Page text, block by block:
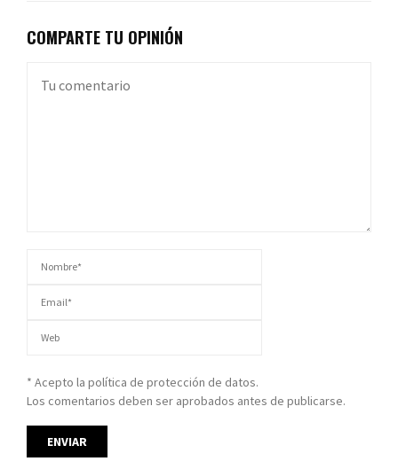
COMPARTE TU OPINIÓN
* Acepto la política de protección de datos.
Los comentarios deben ser aprobados antes de publicarse.